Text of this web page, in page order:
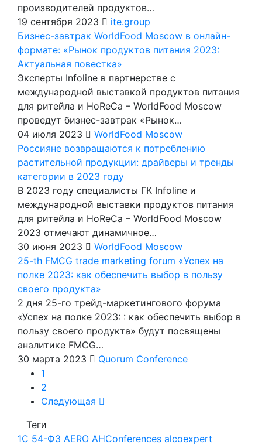
производителей продуктов…
19 сентября 2023
ite.group
Бизнес-завтрак WorldFood Moscow в онлайн-
формате: «Рынок продуктов питания 2023:
Актуальная повестка»
Эксперты Infoline в партнерстве с
международной выставкой продуктов питания
для ритейла и HoReCa – WorldFood Moscow
проведут бизнес-завтрак «Рынок…
04 июля 2023
WorldFood Moscow
Россияне возвращаются к потреблению
растительной продукции: драйверы и тренды
категории в 2023 году
В 2023 году специалисты ГК Infoline и
международной выставки продуктов питания
для ритейла и HoReCa – WorldFood Moscow
2023 отмечают динамичное…
30 июня 2023
WorldFood Moscow
25-th FMCG trade marketing forum «Успех на
полке 2023: как обеспечить выбор в пользу
своего продукта»
2 дня 25-го трейд-маркетингового форума
«Успех на полке 2023: : как обеспечить выбор в
пользу своего продукта» будут посвящены
аналитике FMCG…
30 марта 2023
Quorum Conference
1
2
Следующая
Теги
1С 54-ФЗ AERO AHConferences alcoexpert